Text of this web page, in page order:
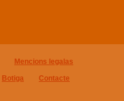
Mencions legalas
Botiga
Contacte